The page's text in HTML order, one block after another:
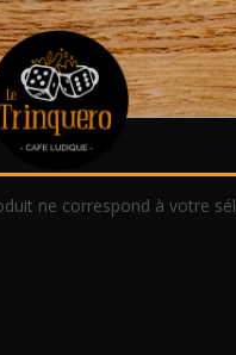
ne correspond à votre